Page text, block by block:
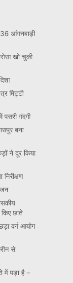
36 आंगनबाड़ी
खो चुकी
मिट्टी
गंदगी
बना
ने दूर किया
किए छाते
वर्ग आयोग
से
में पड़ा है –